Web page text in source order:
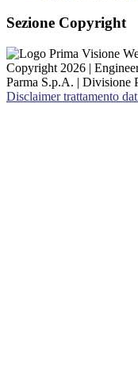
Sezione Copyright
Copyright 2026 |
Parma S.p.A. | Divisione
Disclaimer trattamento